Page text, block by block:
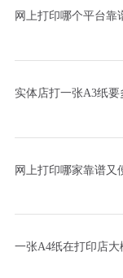
网上打印哪个平台靠
实体店打一张A3纸要
网上打印哪家靠谱又
一张A4纸在打印店大